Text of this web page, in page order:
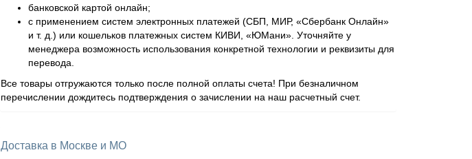
банковской картой онлайн;
с применением систем электронных платежей (СБП, МИР, «Сбербанк Онлайн»
и т. д.) или кошельков платежных систем КИВИ, «ЮМани». Уточняйте у
менеджера возможность использования конкретной технологии и реквизиты для
перевода.
Все товары отгружаются только после полной оплаты счета! При безналичном
перечислении дождитесь подтверждения о зачислении на наш расчетный счет.
Доставка в Москве и МО